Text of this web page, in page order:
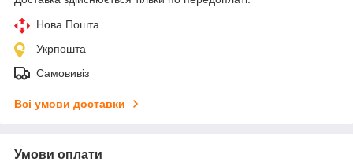
Нова Пошта
Укрпошта
Самовивіз
Всі умови доставки
Умови оплати